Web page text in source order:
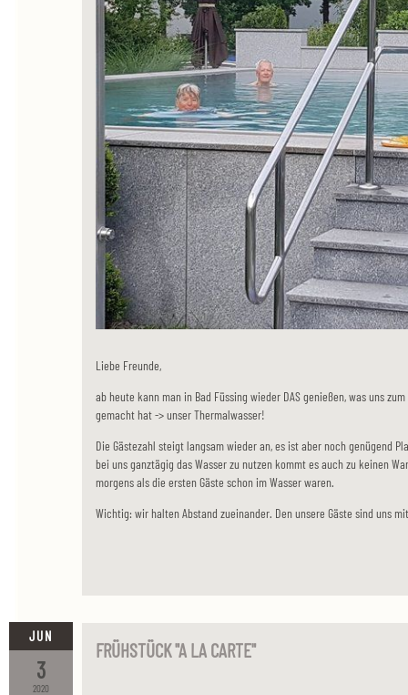
Liebe Freunde,
ab heute kann man in Bad Füssing wieder DAS genießen, was uns
gemacht hat -> unser Thermalwasser!
Die Gästezahl steigt langsam wieder an, es ist aber noch genügend
bei uns ganztägig das Wasser zu nutzen kommt es auch zu keinen
morgens als die ersten Gäste schon im Wasser waren.
Wichtig: wir halten Abstand zueinander. Den unsere Gäste sind uns
2020
3
JUN
FRÜHSTÜCK "A LA CARTE"